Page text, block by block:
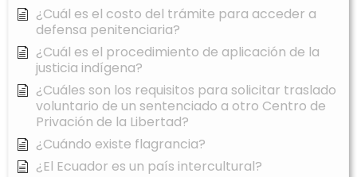
¿Cuál es el costo del trámite para acceder a
defensa penitenciaria?
¿Cuál es el procedimiento de aplicación de la
justicia indígena?
¿Cuáles son los requisitos para solicitar traslado
voluntario de un sentenciado a otro Centro de
Privación de la Libertad?
¿Cuándo existe flagrancia?
¿El Ecuador es un país intercultural?